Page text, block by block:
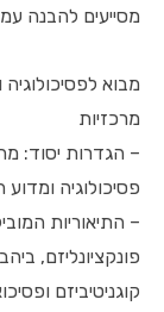
מסייעים להבנה
מבוא לפסיכולוגיה
מרכזיות
– הגדרות יסוד:
פסיכולוגיה
– התיאוריות
פונקציונליזם,
קוגניטיביזם